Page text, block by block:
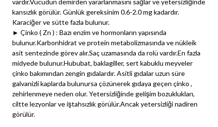
kansızlık görülür. Günlük gereksinim 0.6-2.0 mg kadardır.
Karaciğer ve sütte fazla bulunur.
► Çinko ( Zn ) : Bazı enzim ve hormonların yapısında
bulunur.Karbonhidrat ve protein metabolizmasında ve nükleik
asit sentezinde görev alır.Saç uzamasında da rolü vardır.En fazla
midyede bulunur.Hububat, baklagiller, sert kabuklu meyveler
çinko bakımından zengin gıdalardır. Asitli gıdalar uzun süre
galvanizli kaplarda bulunursa çözünerek gıdaya geçen çinko ,
zehirlenmeye neden olur. Yetersizliğinde gelişim bozuklukları,
ciltte lezyonlar ve iştahsızlık görülür.Ancak yetersizliği nadiren
görülür.